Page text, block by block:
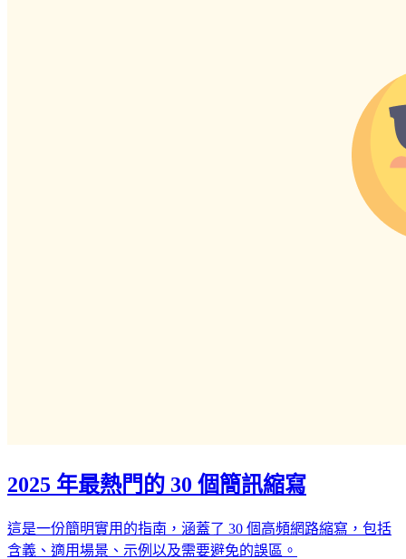
2025 年最熱門的 30 個簡訊縮寫
這是一份簡明實用的指南，涵蓋了 30 個高頻網路縮寫，包括
含義、適用場景、示例以及需要避免的誤區。